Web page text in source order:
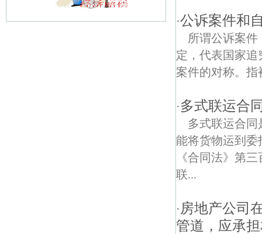
·公诉案件和
所谓公诉案
定，代表国家
案件的对称。
·多式联运合
多式联运合
能将货物运到委
《合同法》第
联...
· 房地产公司
管道，应承